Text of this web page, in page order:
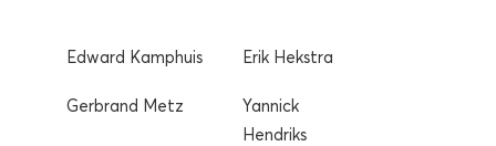
Edward Kamphuis Erik Hekstra
Gerbrand Metz
Yannick
Hendriks